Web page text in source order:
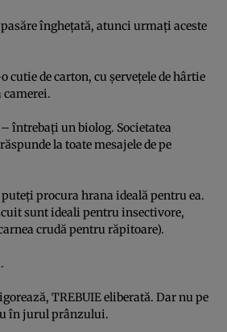
îngheţată, atunci urmaţi aceste
cutie de carton, cu şerveţele de hârtie
camerei.
întrebaţi un biolog. Societatea
la toate mesajele de pe
puteţi procura hrana ideală pentru ea.
sunt ideali pentru insectivore,
crudă pentru răpitoare).
TREBUIE eliberată. Dar nu pe
în jurul prânzului.